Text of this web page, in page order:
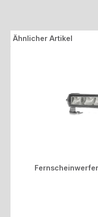
Produktgalerie überspringen
Ähnlicher Artikel